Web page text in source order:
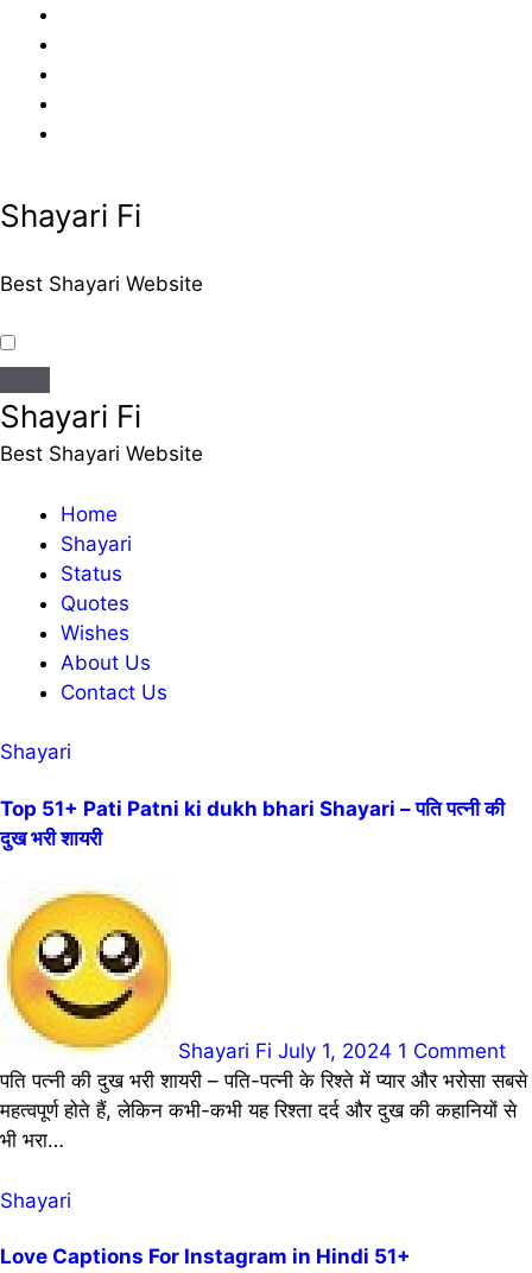
content
Shayari Fi
Best Shayari Website
Shayari Fi
Best Shayari Website
Home
Shayari
Status
Quotes
Wishes
About Us
Contact Us
Shayari
Top 51+ Pati Patni ki dukh bhari Shayari – पति पत्नी की
दुख भरी शायरी
Shayari Fi July 1, 2024 1 Comment
पति पत्नी की दुख भरी शायरी – पति-पत्नी के रिश्ते में प्यार और भरोसा सबसे
महत्वपूर्ण होते हैं, लेकिन कभी-कभी यह रिश्ता दर्द और दुख की कहानियों से
भी भरा…
Shayari
Love Captions For Instagram in Hindi 51+